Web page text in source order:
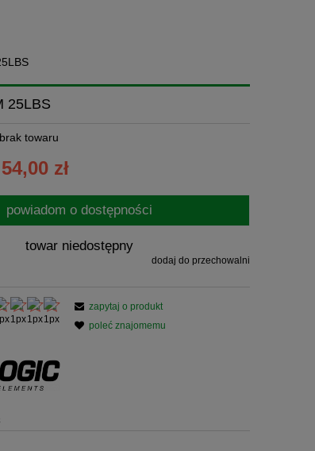
25LBS
brak towaru
54,00 zł
powiadom o dostępności
towar niedostępny
dodaj do przechowalni
zapytaj o produkt
poleć znajomemu